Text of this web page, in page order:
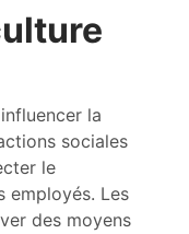
la
sociales
le
employés. Les
des moyens